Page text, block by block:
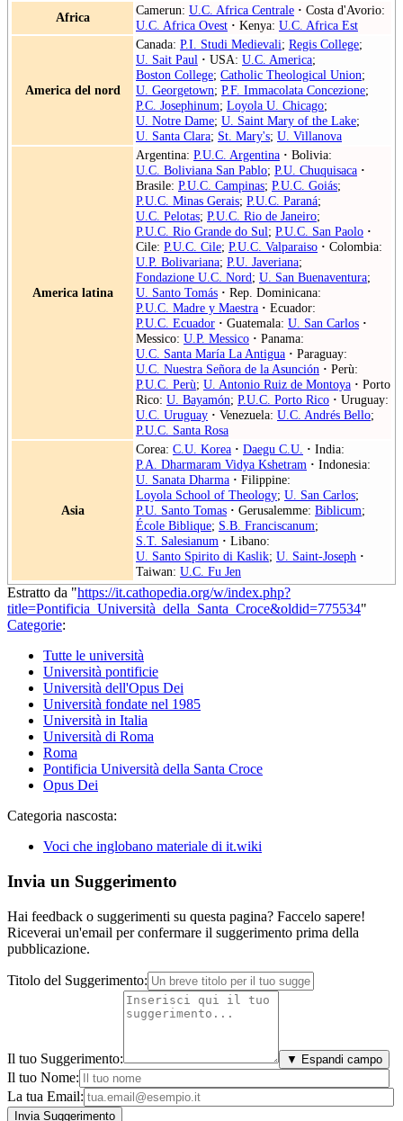
Africa
Camerun: U.C. Africa Centrale · Costa d'Avorio:
U.C. Africa Ovest · Kenya: U.C. Africa Est
America del nord
Canada: P.I. Studi Medievali; Regis College;
U. Sait Paul · USA: U.C. America;
Boston College; Catholic Theological Union;
U. Georgetown; P.F. Immacolata Concezione;
P.C. Josephinum; Loyola U. Chicago;
U. Notre Dame; U. Saint Mary of the Lake;
U. Santa Clara; St. Mary's; U. Villanova
America latina
Argentina: P.U.C. Argentina · Bolivia:
U.C. Boliviana San Pablo; P.U. Chuquisaca ·
Brasile: P.U.C. Campinas; P.U.C. Goiás;
P.U.C. Minas Gerais; P.U.C. Paraná;
U.C. Pelotas; P.U.C. Rio de Janeiro;
P.U.C. Rio Grande do Sul; P.U.C. San Paolo ·
Cile: P.U.C. Cile; P.U.C. Valparaiso · Colombia:
U.P. Bolivariana; P.U. Javeriana;
Fondazione U.C. Nord; U. San Buenaventura;
U. Santo Tomás · Rep. Dominicana:
P.U.C. Madre y Maestra · Ecuador:
P.U.C. Ecuador · Guatemala: U. San Carlos ·
Messico: U.P. Messico · Panama:
U.C. Santa María La Antigua · Paraguay:
U.C. Nuestra Señora de la Asunción · Perù:
P.U.C. Perù; U. Antonio Ruiz de Montoya · Porto
Rico: U. Bayamón; P.U.C. Porto Rico · Uruguay:
U.C. Uruguay · Venezuela: U.C. Andrés Bello;
P.U.C. Santa Rosa
Asia
Corea: C.U. Korea · Daegu C.U. · India:
P.A. Dharmaram Vidya Kshetram · Indonesia:
U. Sanata Dharma · Filippine:
Loyola School of Theology; U. San Carlos;
P.U. Santo Tomas · Gerusalemme: Biblicum;
École Biblique; S.B. Franciscanum;
S.T. Salesianum · Libano:
U. Santo Spirito di Kaslik; U. Saint-Joseph ·
Taiwan: U.C. Fu Jen
Estratto da "https://it.cathopedia.org/w/index.php?
title=Pontificia_Università_della_Santa_Croce&oldid=775534"
Categorie:
Tutte le università
Università pontificie
Università dell'Opus Dei
Università fondate nel 1985
Università in Italia
Università di Roma
Roma
Pontificia Università della Santa Croce
Opus Dei
Categoria nascosta:
Voci che inglobano materiale di it.wiki
Invia un Suggerimento
Hai feedback o suggerimenti su questa pagina? Faccelo sapere!
Riceverai un'email per confermare il suggerimento prima della
pubblicazione.
Titolo del Suggerimento:
Il tuo Suggerimento: ▼ Espandi campo
Il tuo Nome:
La tua Email: